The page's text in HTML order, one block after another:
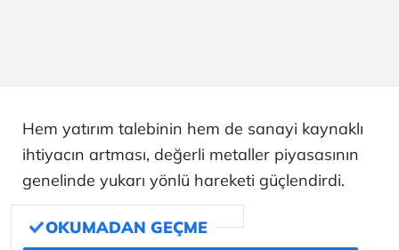
Hem yatırım talebinin hem de sanayi kaynaklı
ihtiyacın artması, değerli metaller piyasasının
genelinde yukarı yönlü hareketi güçlendirdi.